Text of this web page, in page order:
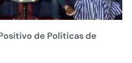
de Políticas de